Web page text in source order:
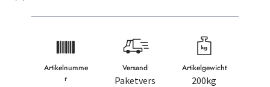
Artikelnumme
r
Versand
Paketvers
Artikelgewicht
200kg